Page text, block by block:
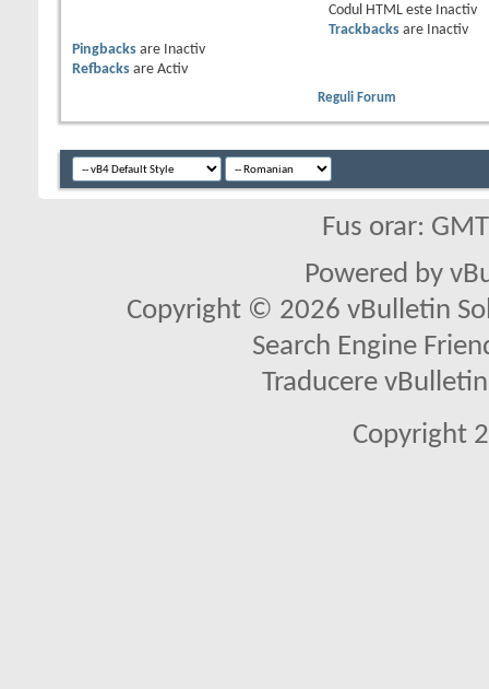
Codul HTML este
Inactiv
Trackbacksare
Inactiv
Pingbacks are
Inactiv
Refbacks are Activ
Reguli Forum
Fus orar:
Powered by
Copyright © 2026 vBulletin
Search Engine
Traducere
Copyright